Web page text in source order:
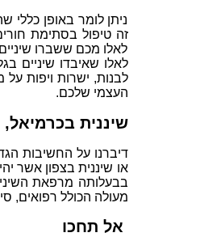
ניתן לומר באופן כללי
זה טיפול בסתימת
לאלו מכם ששברו
לאלו שאיבדו שיניים
לבנות, ישרות ויפות
העצמי שלכם.
שיננית בכרמיאל,
דיברנו על החשיבות
מעולה הכולל רפואים,
אל תחכו